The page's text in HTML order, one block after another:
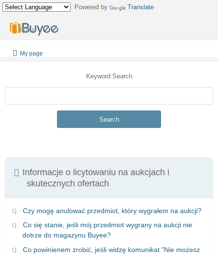
Powered by Translate
Polski
My page
Keyword Search
Search
Informacje o licytowaniu na aukcjach i
skutecznych ofertach
Czy mogę anulować przedmiot, który wygrałem na aukcji?
Co się stanie, jeśli mój przedmiot wygrany na aukcji nie
dotrze do magazynu Buyee?
Co powinienem zrobić, jeśli widzę komunikat "Nie możesz